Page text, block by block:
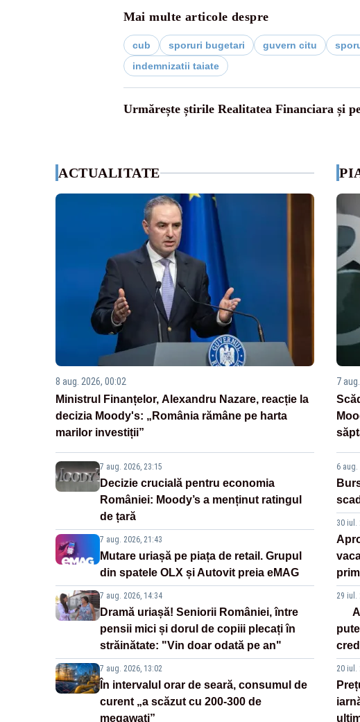
Mai multe articole despre
cub sporuri bugetari guvern citu
indemnizatii taiate
Urmărește știrile Realitatea Financiara și
ACTUALITATE
8 aug. 2026, 00:02
Ministrul Finanțelor, Alexandru Nazare, reacție la
decizia Moody's: „România rămâne pe harta
marilor investiții”
7 aug. 2026, 23:15
Decizie crucială pentru economia
României: Moody’s a menținut ratingul
de țară
7 aug. 2026, 21:43
Mutare uriașă pe piața de retail. Grupul
din spatele OLX și Autovit preia eMAG
7 aug. 2026, 14:34
Dramă uriașă! Seniorii României, între
pensii mici și dorul de copiii plecați în
străinătate: "Vin doar odată pe an"
7 aug. 2026, 13:02
În intervalul orar de seară, consumul de
curent „a scăzut cu 200-300 de
megawați”
7
6 aug.
30 iul.
29 iul.
20 iul.